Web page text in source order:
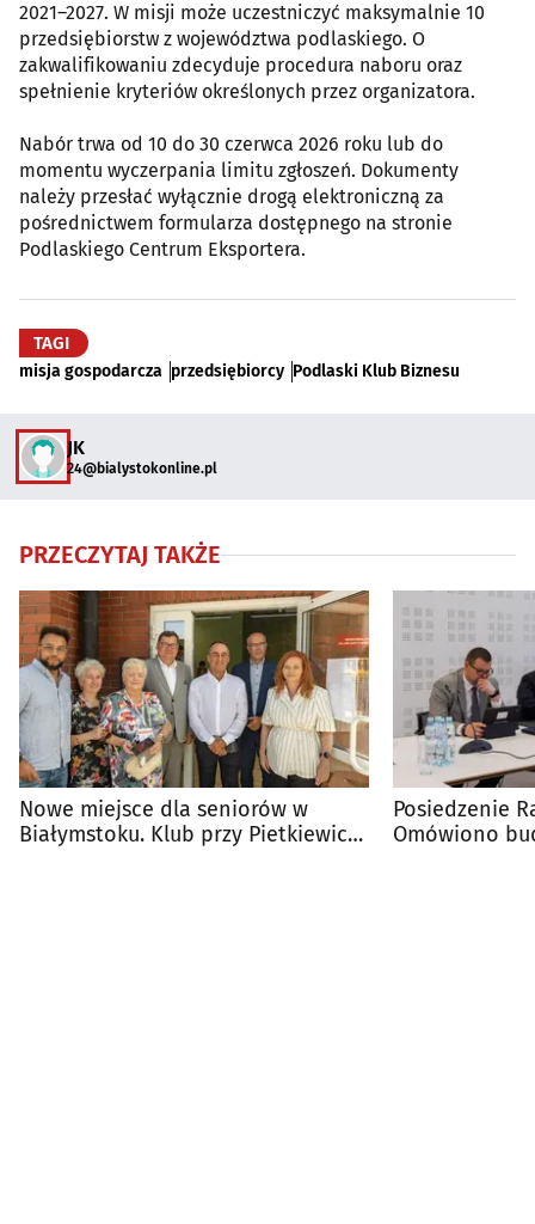
2021–2027. W misji może uczestniczyć maksymalnie 10
przedsiębiorstw z województwa podlaskiego. O
zakwalifikowaniu zdecyduje procedura naboru oraz
spełnienie kryteriów określonych przez organizatora.
Nabór trwa od 10 do 30 czerwca 2026 roku lub do
momentu wyczerpania limitu zgłoszeń. Dokumenty
należy przesłać wyłącznie drogą elektroniczną za
pośrednictwem formularza dostępnego na stronie
Podlaskiego Centrum Eksportera.
TAGI
misja gospodarcza przedsiębiorcy Podlaski Klub Biznesu
JK
24@bialystokonline.pl
PRZECZYTAJ TAKŻE
Nowe miejsce dla seniorów w
Białymstoku. Klub przy Pietkiewicza
Posiedzenie
Omówiono